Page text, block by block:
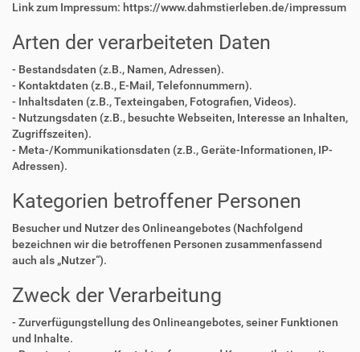
Link zum Impressum: https://www.dahmstierleben.de/impressum
Arten der verarbeiteten Daten
- Bestandsdaten (z.B., Namen, Adressen).
- Kontaktdaten (z.B., E-Mail, Telefonnummern).
- Inhaltsdaten (z.B., Texteingaben, Fotografien, Videos).
- Nutzungsdaten (z.B., besuchte Webseiten, Interesse an Inhalten,
Zugriffszeiten).
- Meta-/Kommunikationsdaten (z.B., Geräte-Informationen, IP-
Adressen).
Kategorien betroffener Personen
Besucher und Nutzer des Onlineangebotes (Nachfolgend
bezeichnen wir die betroffenen Personen zusammenfassend
auch als „Nutzer“).
Zweck der Verarbeitung
- Zurverfügungstellung des Onlineangebotes, seiner Funktionen
und Inhalte.